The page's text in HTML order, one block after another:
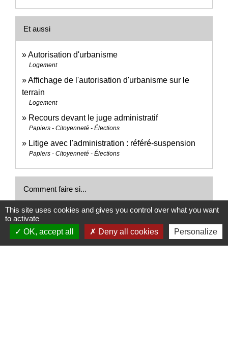
Et aussi
Autorisation d'urbanisme
Logement
Affichage de l'autorisation d'urbanisme sur le
terrain
Logement
Recours devant le juge administratif
Papiers - Citoyenneté - Élections
Litige avec l'administration : référé-suspension
Papiers - Citoyenneté - Élections
Comment faire si...
J'achète un logement
Signaler une erreur sur cette page
This site uses cookies and gives you control over what you want
to activate
OK, accept all
Deny all cookies Personalize